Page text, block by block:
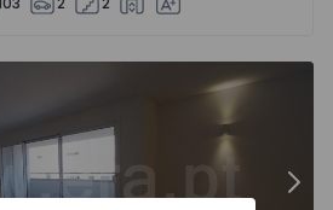
Av. Boavista - 1575472 - 5